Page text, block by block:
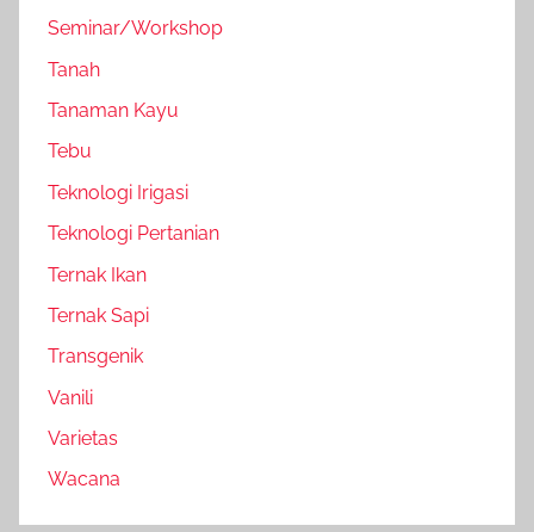
Seminar/Workshop
Tanah
Tanaman Kayu
Tebu
Teknologi Irigasi
Teknologi Pertanian
Ternak Ikan
Ternak Sapi
Transgenik
Vanili
Varietas
Wacana